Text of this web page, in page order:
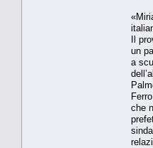
Il
un
a
che